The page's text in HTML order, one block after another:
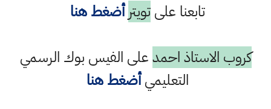
تابعنا علىتويتر أضغط هنا
كروب الاستاذ احمدعلى الفيس بوك الرسمي
التعليميأضغط هنا